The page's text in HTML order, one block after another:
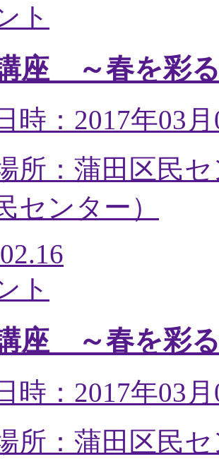
ト
座 ～春を彩
時：2017年03
所：蒲田区民
センター ）
ト
座 ～春を彩
時：2017年03
所：蒲田区民